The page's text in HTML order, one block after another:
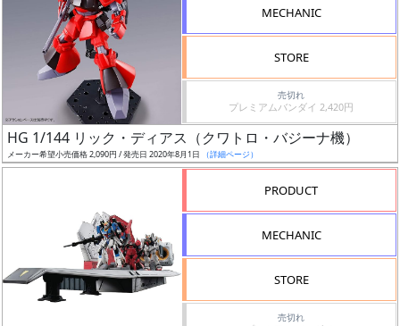
フ
リ
索
MECHANIC
STORE
売切れ
プレミアムバンダイ 2,420円
HG 1/144 リック・ディアス（クワトロ・バジーナ機）
メーカー希望小売価格 2,090円 / 発売日 2020年8月1日 （詳細ページ）
PRODUCT
MECHANIC
STORE
売切れ